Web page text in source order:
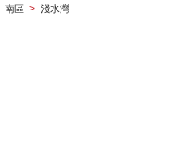
南區 > 淺水灣